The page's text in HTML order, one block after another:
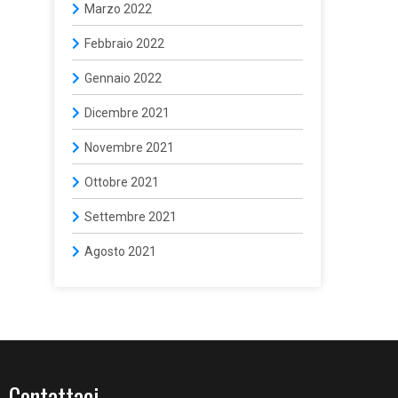
Marzo 2022
Febbraio 2022
Gennaio 2022
Dicembre 2021
Novembre 2021
Ottobre 2021
Settembre 2021
Agosto 2021